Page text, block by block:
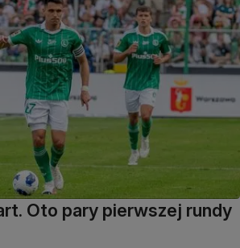
Oto pary pierwszej rundy